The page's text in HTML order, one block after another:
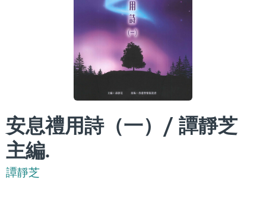
安息禮用詩（一）/ 譚靜芝
主編.
譚靜芝